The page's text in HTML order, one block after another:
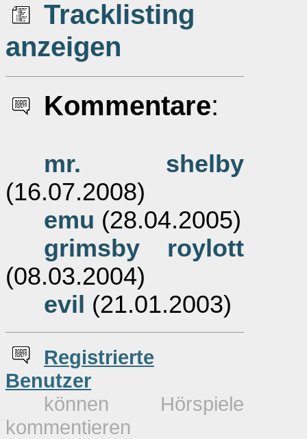
Tracklisting
anzeigen
Kommentare:
mr. shelby
(16.07.2008)
emu (28.04.2005)
grimsby roylott
(08.03.2004)
evil (21.01.2003)
Registrierte
Benutzer
können Hörspiele
kommentieren